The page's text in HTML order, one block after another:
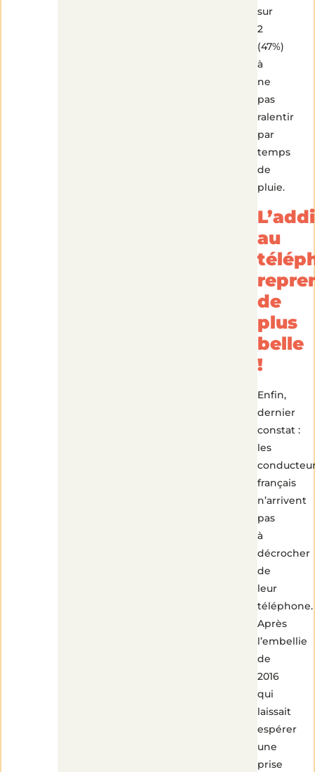
sur
2
(47%)
à
ne
pas
ralentir
par
temps
de
pluie.
au
de
plus
belle
!
Enfin,
dernier
constat :
les
français
n’arrivent
pas
à
décrocher
de
leur
téléphone.
Après
l’embellie
de
2016
qui
laissait
espérer
une
prise